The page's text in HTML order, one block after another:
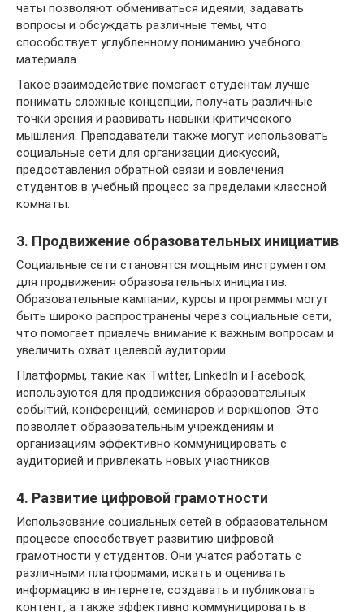
чаты позволяют обмениваться идеями, задавать
вопросы и обсуждать различные темы, что
способствует углубленному пониманию учебного
материала.
Такое взаимодействие помогает студентам лучше
понимать сложные концепции, получать различные
точки зрения и развивать навыки критического
мышления. Преподаватели также могут использовать
социальные сети для организации дискуссий,
предоставления обратной связи и вовлечения
студентов в учебный процесс за пределами классной
комнаты.
3. Продвижение образовательных инициатив
Социальные сети становятся мощным инструментом
для продвижения образовательных инициатив.
Образовательные кампании, курсы и программы могут
быть широко распространены через социальные сети,
что помогает привлечь внимание к важным вопросам и
увеличить охват целевой аудитории.
Платформы, такие как Twitter, LinkedIn и Facebook,
используются для продвижения образовательных
событий, конференций, семинаров и воркшопов. Это
позволяет образовательным учреждениям и
организациям эффективно коммуницировать с
аудиторией и привлекать новых участников.
4. Развитие цифровой грамотности
Использование социальных сетей в образовательном
процессе способствует развитию цифровой
грамотности у студентов. Они учатся работать с
различными платформами, искать и оценивать
информацию в интернете, создавать и публиковать
контент, а также эффективно коммуницировать в